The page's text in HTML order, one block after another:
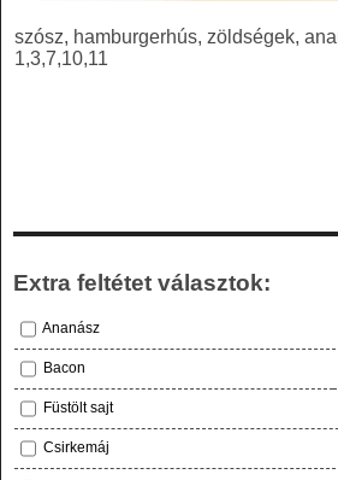
szósz, hamburgerhús, zöldségek,
1,3,7,10,11
Extra feltétet választok:
Ananász
Bacon
Füstölt sajt
Csirkemáj